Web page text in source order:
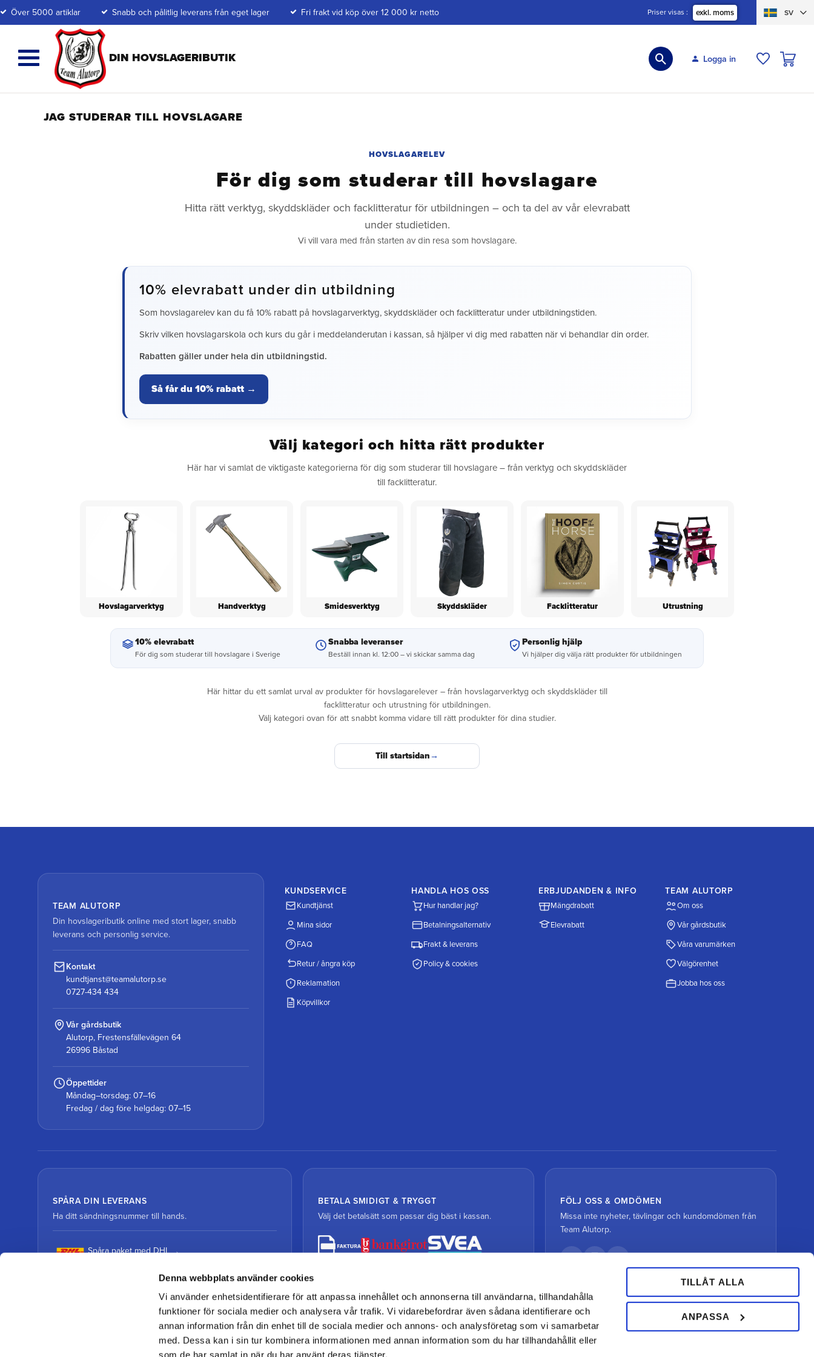
Denna webbplats använder cookies
Vi använder enhetsidentifierare för att anpassa innehållet och annonserna till användarna, tillhandahålla
funktioner för sociala medier och analysera vår trafik. Vi vidarebefordrar även sådana identifierare och
annan information från din enhet till de sociala medier och annons- och analysföretag som vi samarbetar
med. Dessa kan i sin tur kombinera informationen med annan information som du har tillhandahållit eller
som de har samlat in när du har använt deras tjänster.
TILLÅT ALLA
ANPASSA
Över 5000 artiklar Snabb och pålitlig leverans från eget lager Fri frakt vid köp över 12 000 kr netto Priser visas exkl. moms SV
Logga in
JAG STUDERAR TILL HOVSLAGARE
HOVSLAGARELEV
För dig som studerar till hovslagare
Hitta rätt verktyg, skyddskläder och facklitteratur för utbildningen – och ta del av vår elevrabatt
under studietiden.
Vi vill vara med från starten av din resa som hovslagare.
10% elevrabatt under din utbildning
Som hovslagarelev kan du få 10% rabatt på hovslagarverktyg, skyddskläder och facklitteratur under utbildningstiden.
Skriv vilken hovslagarskola och kurs du går i meddelanderutan i kassan, så hjälper vi dig med rabatten när vi behandlar din order.
Rabatten gäller under hela din utbildningstid.
Så får du 10% rabatt →
Välj kategori och hitta rätt produkter
Här har vi samlat de viktigaste kategorierna för dig som studerar till hovslagare – från verktyg och skyddskläder
till facklitteratur.
Hovslagarverktyg Handverktyg Smidesverktyg Skyddskläder Facklitteratur Utrustning
10% elevrabatt
För dig som studerar till hovslagare i Sverige
Snabba leveranser
Beställ innan kl. 12:00 – vi skickar samma dag
Personlig hjälp
Vi hjälper dig välja rätt produkter för utbildningen
Här hittar du ett samlat urval av produkter för hovslagarelever – från hovslagarverktyg och skyddskläder till
facklitteratur och utrustning för utbildningen.
Välj kategori ovan för att snabbt komma vidare till rätt produkter för dina studier.
Till startsidan→
TEAM ALUTORP
Din hovslageributik online med stort lager, snabb
leverans och personlig service.
Kontakt
kundtjanst@teamalutorp.se
0727-434 434
Vår gårdsbutik
Alutorp, Frestensfällevägen 64
26996 Båstad
Öppettider
Måndag–torsdag: 07–16
Fredag / dag före helgdag: 07–15
KUNDSERVICE
Kundtjänst
Mina sidor
FAQ
Retur / ångra köp
Reklamation
Köpvillkor
HANDLA HOS OSS
Hur handlar jag?
Betalningsalternativ
Frakt & leverans
Policy & cookies
ERBJUDANDEN & INFO
Mängdrabatt
Elevrabatt
TEAM ALUTORP
Om oss
Vår gårdsbutik
Våra varumärken
Välgörenhet
Jobba hos oss
SPÅRA DIN LEVERANS
Ha ditt sändningsnummer till hands.
Spåra paket med DHL
BETALA SMIDIGT & TRYGGT
Välj det betalsätt som passar dig bäst i kassan.
FÖLJ OSS & OMDÖMEN
Missa inte nyheter, tävlingar och kundomdömen från
Team Alutorp.